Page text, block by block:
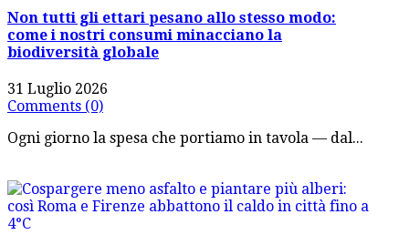
Non tutti gli ettari pesano allo stesso modo:
come i nostri consumi minacciano la
biodiversità globale
31 Luglio 2026
Comments (0)
Ogni giorno la spesa che portiamo in tavola — dal...